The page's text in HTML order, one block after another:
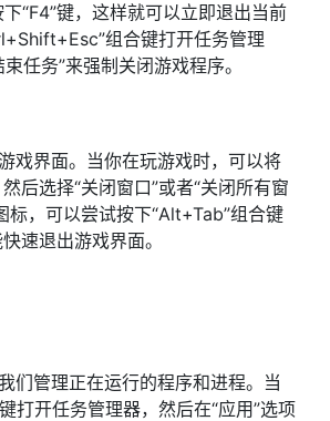
“F4”键，这样就可以立即退出当前
组合键打开任务管理
任务”来强制关闭游戏程序。
戏界面。当你在玩游戏时，可以将
后选择“关闭窗口”或者“关闭所有窗
，可以尝试按下“Alt+Tab”组合键
速退出游戏界面。
们管理正在运行的程序和进程。当
打开任务管理器，然后在“应用”选项